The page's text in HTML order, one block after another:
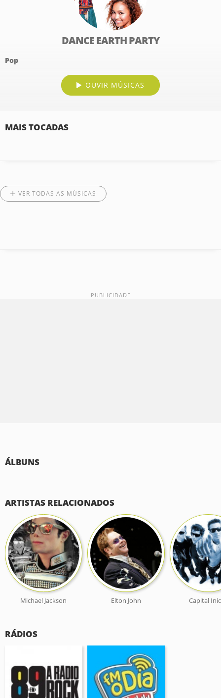
DANCE EARTH PARTY
Pop
OUVIR MÚSICAS
MAIS TOCADAS
VER TODAS AS MÚSICAS
ÁLBUNS
ARTISTAS RELACIONADOS
Michael Jackson Elton John Capital
RÁDIOS